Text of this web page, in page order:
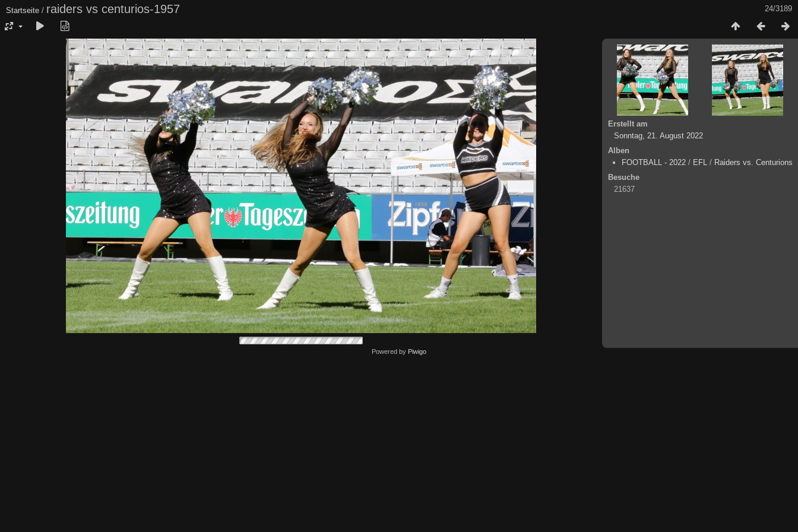
24/3189
Startseite / raiders vs centurios-1957
Erstellt am
Sonntag, 21. August 2022
Alben
FOOTBALL - 2022 / EFL / Raiders vs. Centurions
Besuche
21637
Powered by Piwigo